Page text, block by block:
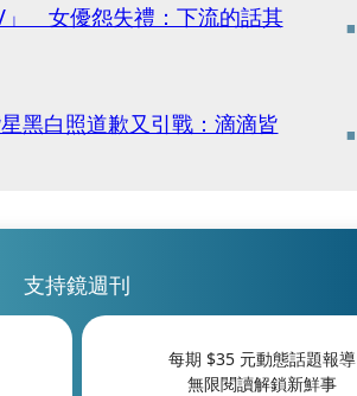
」 女優怨失禮：下流的話其
黑白照道歉又引戰：滴滴皆
支持鏡週刊
每期 $35元動態話題報導
無限閱讀解鎖新鮮事